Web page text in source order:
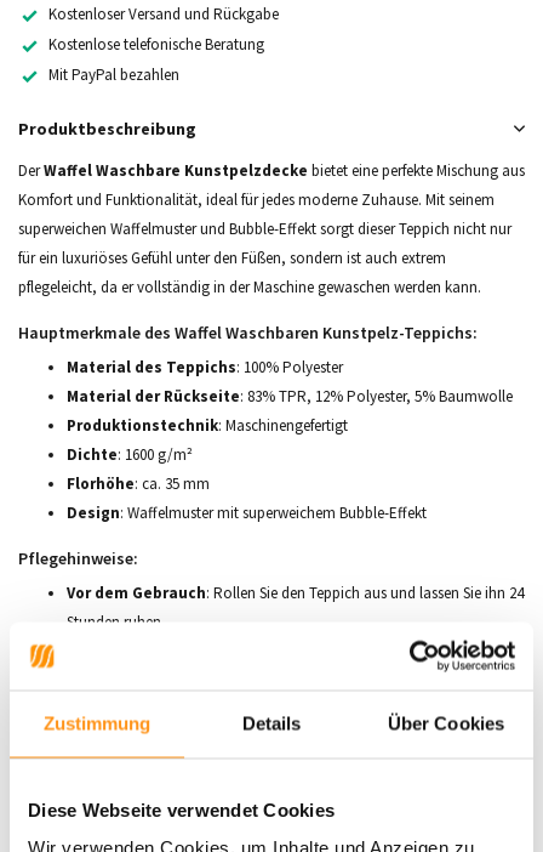
Zustimmung Details Über Cookies
Diese Webseite verwendet Cookies
Wir verwenden Cookies, um Inhalte und Anzeigen zu
Kostenloser Versand und Rückgabe
Kostenlose telefonische Beratung
Mit PayPal bezahlen
Produktbeschreibung
DerWaffel Waschbare Kunstpelzdecke bietet eine perfekte Mischung aus
Komfort und Funktionalität, ideal für jedes moderne Zuhause. Mit seinem
superweichen Waffelmuster und Bubble-Effekt sorgt dieser Teppich nicht nur
für ein luxuriöses Gefühl unter den Füßen, sondern ist auch extrem
pflegeleicht, da er vollständig in der Maschine gewaschen werden kann.
Hauptmerkmale des Waffel Waschbaren Kunstpelz-Teppichs:
Material des Teppichs: 100% Polyester
Material der Rückseite: 83% TPR, 12% Polyester, 5% Baumwolle
Produktionstechnik: Maschinengefertigt
Dichte: 1600 g/m²
Florhöhe: ca. 35 mm
Design: Waffelmuster mit superweichem Bubble-Effekt
Pflegehinweise:
Vor dem Gebrauch: Rollen Sie den Teppich aus und lassen Sie ihn 24
Stunden ruhen.
: Schütteln Sie den Teppich regelmäßig, um
Staubsaugeraufsatz, um die Fasern in gutem Zustand zu halten.
Bei Flecken